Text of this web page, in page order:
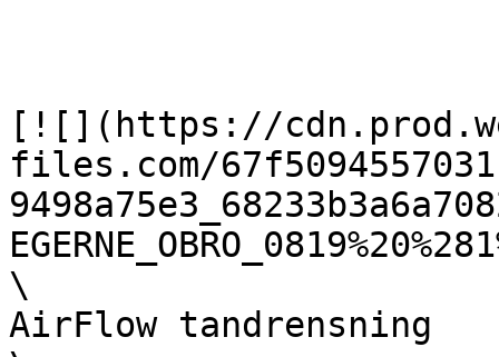
[![](https://
files.com/
\
AirFlow tandrensning